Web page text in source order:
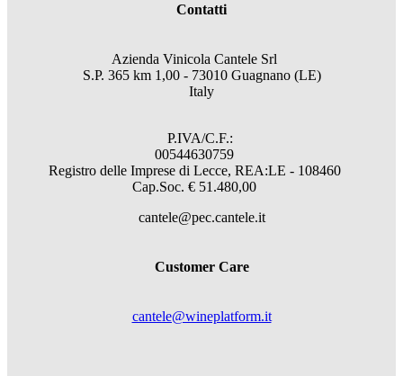
Contatti
Azienda Vinicola Cantele Srl
S.P. 365 km 1,00 - 73010 Guagnano (LE)
Italy
P.IVA/C.F.:
00544630759
Registro delle Imprese di Lecce, REA:LE - 108460
Cap.Soc. € 51.480,00
cantele@pec.cantele.it
Customer Care
cantele@wineplatform.it